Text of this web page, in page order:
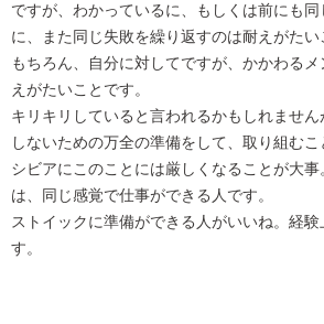
ですが、わかっているに、もしくは前にも
に、また同じ失敗を繰り返すのは耐えがたい
もちろん、自分に対してですが、かかわる
えがたいことです。
キリキリしていると言われるかもしれませ
しないための万全の準備をして、取り組むこ
シビアにこのことには厳しくなることが大事
は、同じ感覚で仕事ができる人です。
ストイックに準備ができる人がいいね。経
す。